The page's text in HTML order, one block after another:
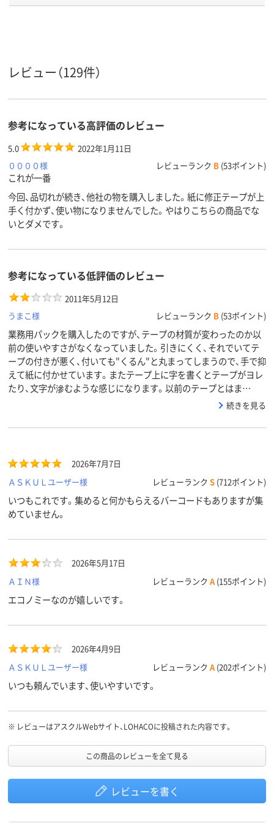
プ
カートリッジ
スコア
65 70 65
レビュー（129件）
参考になっている高評価のレビュー
5.0
2022年1月11日
００００様
レビューランク B (53ポイント)
これが一番
今回、品切れが続き、他社の物を購入しました。紙に修正テープが上
手く付かず、使い物になりませんでした。やはりこちらの商品でな
いとダメです。
参考になっている低評価のレビュー
2011年5月12日
うまこ様
レビューランク B (53ポイント)
業務用パックを購入したのですが、テープの材質が変わったのか以
前の使いやすさがなくなっていました。引きにくく、それでいてテ
ープの付きが悪く、付いても"くるん"と丸まってしまうので、手で抑
えて紙に付かせています。またテープ上に字を書くとテープがヨレ
たり、文字が滲むような感じになります。以前のテープとはま…
続きを見る
2026年7月7日
ＡＳＫＵＬユーザー様
レビューランク S (712ポイント)
いつもこれです。集めると何かもらえるバーコードもありますが集
めていません。
2026年5月17日
ＡＩＮ様
レビューランク A (155ポイント)
エコノミーなのが嬉しいです。
2026年4月9日
ＡＳＫＵＬユーザー様
レビューランク A (202ポイント)
いつも頼んでいます、使いやすいです。
※ レビューはアスクルWebサイト、LOHACOに投稿された内容です。
この商品のレビューを全て見る
レビューを書く